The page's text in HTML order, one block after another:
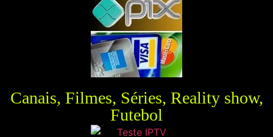
Canais, Filmes, Séries, Reality show,
Futebol